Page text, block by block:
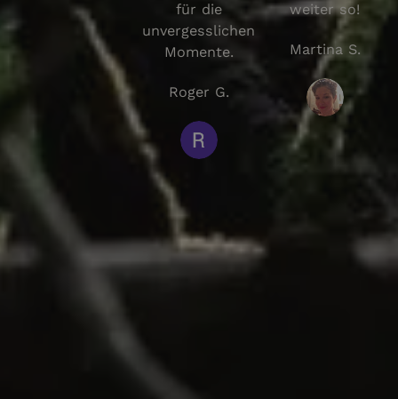
für die
unvergesslichen
Momente.
Roger G.
weiter so!
Martina S.